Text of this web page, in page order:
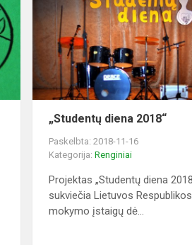
„Studentų diena 2018“
Paskelbta: 2018-11-16
Kategorija:Renginiai
Projektas „Studentų diena
sukviečia Lietuvos Respublikos
mokymo įstaigų dė...